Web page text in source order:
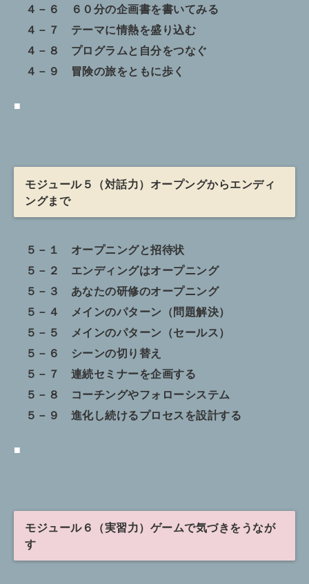
４－６ ６０分の企画書を書いてみる
４－７ テーマに情熱を盛り込む
４－８ プログラムと自分をつなぐ
４－９ 冒険の旅をともに歩く
■
モジュール５（対話力）オープングからエンディ
ングまで
５－１ オープニングと招待状
５－２ エンディングはオープニング
５－３ あなたの研修のオープニング
５－４ メインのパターン（問題解決）
５－５ メインのパターン（セールス）
５－６ シーンの切り替え
５－７ 連続セミナーを企画する
５－８ コーチングやフォローシステム
５－９ 進化し続けるプロセスを設計する
■
モジュール６（実習力）ゲームで気づきをうなが
す